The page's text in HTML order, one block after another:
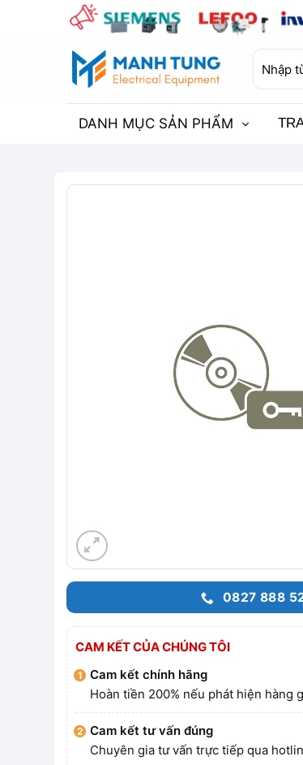
kiếm:
DANH MỤC SẢN PHẨM
0827 888
CAM KẾT CỦA CHÚNG TÔI
Cam kết chính hãng
Hoàn tiền 200% nếu phát hiện hàng
Cam kết tư vấn đúng
Chuyên gia tư vấn trực tiếp qua